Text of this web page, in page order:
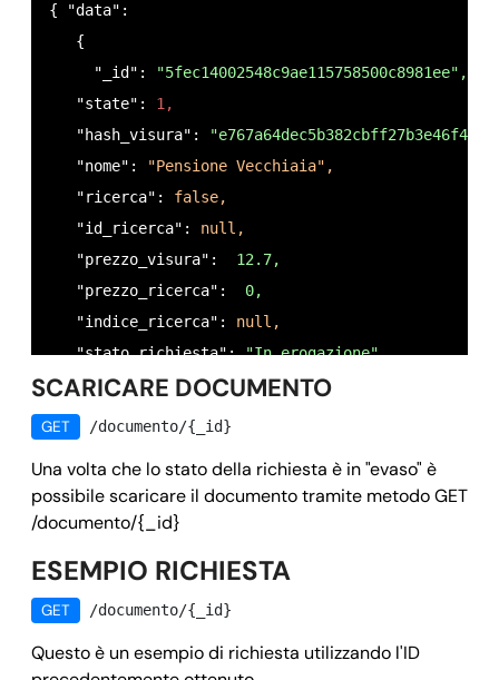
    },
    "$7": {
      "nome":
"COPIA MANDATO DI ASSISTENZA E
      "tipo":
      "null":
      "istruzioni":
     "validazione":
"($0 && $1 && $2 && $3 && $4
     "istruzioni":
   },
   "nome_categoria":
   "nome_visura":
"Pensione Vecchiaia",
   "opzioni": [
     {
      "prezzo":
4,
      "nome":
"opzione_0",
    },
{ "data":
   {
     "_id":
"5fec14002548c9ae115758500c8981ee",
   "state":
1,
   "hash_visura":
   "nome":
"Pensione Vecchiaia",
   "ricerca":
false,
   "id_ricerca":
null,
   "prezzo_visura":
12.7,
   "prezzo_ricerca":
0,
   "indice_ricerca":
null,
   "stato_richiesta":
"In erogazione",
   "email_target":
null,
   "allegati": [],
   "timestamp_last_update":
1596467663,
   "timestamp_stati": {
     "in_erogazione":
1596467663
   },
   "opzioni":
null,
SCARICARE DOCUMENTO
GET /documento/{_id}
Una volta che lo stato della richiesta è in "evaso" è
possibile scaricare il documento tramite metodo GET
/documento/{_id}
ESEMPIO RICHIESTA
GET /documento/{_id}
Questo è un esempio di richiesta utilizzando l'ID